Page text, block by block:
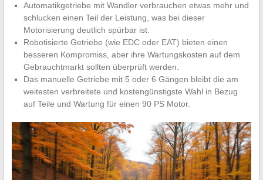
Automatikgetriebe mit Wandler verbrauchen etwas mehr und
schlucken einen Teil der Leistung, was bei dieser
Motorisierung deutlich spürbar ist.
Robotisierte Getriebe (wie EDC oder EAT) bieten einen
besseren Kompromiss, aber ihre Wartungskosten auf dem
Gebrauchtmarkt sollten überprüft werden.
Das manuelle Getriebe mit 5 oder 6 Gängen bleibt die am
weitesten verbreitete und kostengünstigste Wahl in Bezug
auf Teile und Wartung für einen 90 PS Motor.